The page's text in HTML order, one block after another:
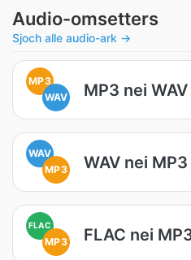
Audio-omsetters
Sjoch alle audio-ark →
MP3
WAV
MP3 nei WAV
WAV
MP3
WAV nei MP3
FLAC
MP3 FLAC nei